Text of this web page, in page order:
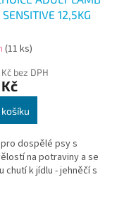
12,5KG
(11 ks)
bez DPH
košíku
dospělé psy s
na potraviny a se
chutí k jídlu - jehněčí s